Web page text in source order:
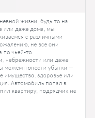
жизни, будь то на
или даже дома, мы
с различными
не все они
по чьей-то
небрежности или даже
можем понести убытки —
имущество, здоровье или
Автомобиль попал в
квартиру, подрядчик не